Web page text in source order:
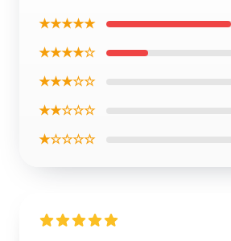
★★★★★
★★★★☆
★★★☆☆
★★☆☆☆
★☆☆☆☆